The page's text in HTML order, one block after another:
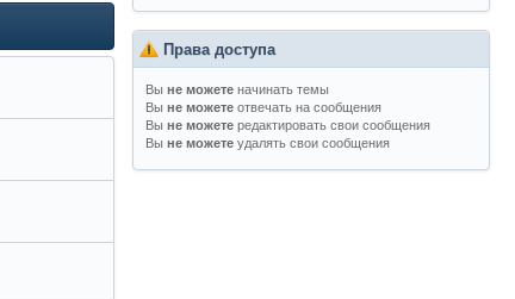
Права доступа
Вы не можете начинать темы
Вы не можете отвечать на сообщения
Вы не можете редактировать свои сообщения
Вы не можете удалять свои сообщения